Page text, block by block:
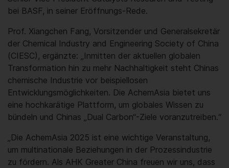
bei BASF, in seiner Eröffnungs-Rede.
Prof. Xiangchen Fang, Vorsitzender und Generalsekretär
der Chemical Industry and Engineering Society of China
(CIESC), ergänzte: „Inmitten der aktuellen globalen
Transformation hin zu mehr Nachhaltigkeit steht Chinas
chemische Industrie vor beispiellosen
Entwicklungsmöglichkeiten. Die AchemAsia bietet uns
eine hochkarätige Plattform, um globales Wissen zu
bündeln und Chinas „Dual Carbon“-Ziele voranzutreiben.“
„Die AchemAsia 2025 ist eine wichtige Veranstaltung,
um multinationale Beziehungen in der Prozessindustrie
zu fördern. Als AHK Greater China freuen wir uns, dass